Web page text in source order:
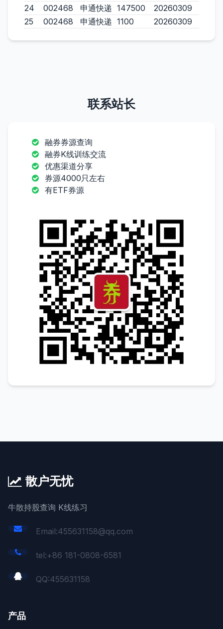
24
002468 申通快递 147500
20260309
25
002468 申通快递 1100 20260309
联系站长
融券券源查询
融券K线训练交流
优惠渠道分享
券源4000只左右
有ETF券源
散户无忧
牛散持股查询 K线练习
Email:455631158@qq.com
tel:+86 181-0808-6581
QQ:455631158
产品